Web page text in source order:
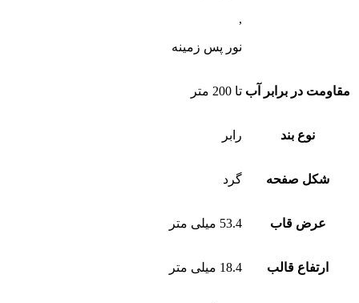
,
نور پس زمینه
مقاومت در برابر آب تا 200 متر
نوع بند رابر
شکل صفحه گرد
عرض قاب 53.4 میلی متر
ارتفاع قالب 18.4 میلی متر